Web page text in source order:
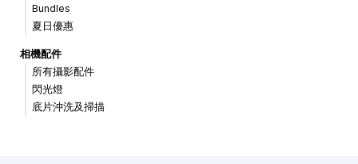
Bundles
夏日優惠
相機配件
所有攝影配件
閃光燈
底片沖洗及掃描